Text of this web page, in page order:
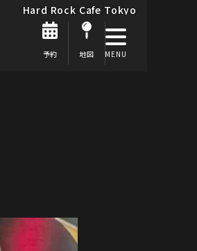
Hard Rock Cafe Tokyo
予約 地図